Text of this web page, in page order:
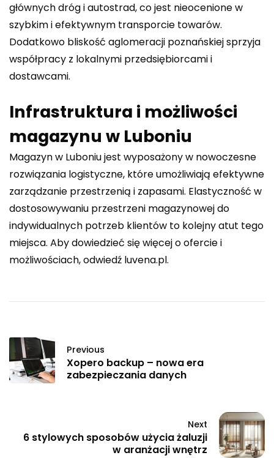
głównych dróg i autostrad, co jest nieocenione w
szybkim i efektywnym transporcie towarów.
Dodatkowo bliskość aglomeracji poznańskiej sprzyja
współpracy z lokalnymi przedsiębiorcami i
dostawcami.
Infrastruktura i możliwości
magazynu w Luboniu
Magazyn w Luboniujest wyposażony w nowoczesne
rozwiązania logistyczne, które umożliwiają efektywne
zarządzanie przestrzenią i zapasami. Elastyczność w
dostosowywaniu przestrzeni magazynowej do
indywidualnych potrzeb klientów to kolejny atut tego
miejsca. Aby dowiedzieć się więcej o ofercie i
możliwościach, odwiedź luvena.pl.
Previous
Xopero backup – nowa era
zabezpieczania danych
Next
6 stylowych sposobów użycia żaluzji
w aranżacji wnętrz